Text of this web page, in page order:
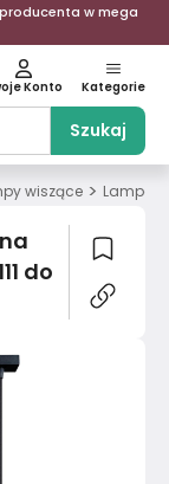
w mega
Szukaj
Konto Kategorie
wiszące > Lampa
do